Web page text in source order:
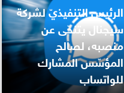
الرئيس التنفيذيّ لشركة
سيجنال يتنحّى عن
منصبه، لصالح
المؤسّس المشارك
للواتساب